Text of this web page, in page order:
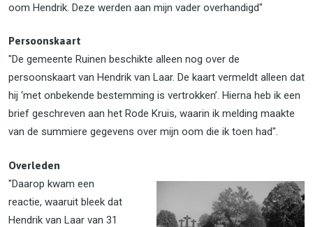
oom Hendrik. Deze werden aan mijn vader overhandigd"
Persoonskaart
"De gemeente Ruinen beschikte alleen nog over de
persoonskaart van Hendrik van Laar. De kaart vermeldt alleen dat
hij ‘met onbekende bestemming is vertrokken’. Hierna heb ik een
brief geschreven aan het Rode Kruis, waarin ik melding maakte
van de summiere gegevens over mijn oom die ik toen had".
Overleden
"Daarop kwam een
reactie, waaruit bleek dat
Hendrik van Laar van 31